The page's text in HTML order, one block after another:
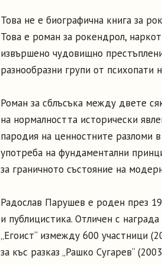
Това не е биографична книга за
Това е роман за рокендрол,
извършено чудовищно
разнообразни групи от психопати
Роман за сблъсъка между двете
на нормалността исторически
пародия на ценностните разломи
употреба на фундаментални
за граничното състояние на
Радослав Парушев е роден през
и публицистика. Отличен с
„Егоист“ измежду 600 участници
за къс разказ „Рашко Сугарев“